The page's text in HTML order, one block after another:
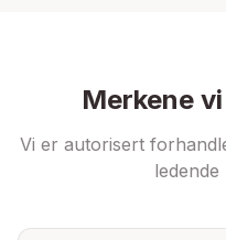
Merkene
Vi er autorisert